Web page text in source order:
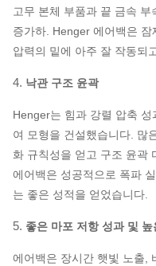
고무 본체 부품과 끝 금속
증가하. Henger 에어백은
압력의 밑에 아주 잘 작동되
4. 낙관 구조 윤곽
Henger는 힘과 강렬 압축
여 모형을 건설했습니다. 많
화 규칙성을 얻고 구조 윤곽
에어백은 성공적으로 폭파
는 좋은 성적을 얻었습니다.
5. 좋은 마포 저항 성과 및
에어백은 장시간 햇빛 노출,